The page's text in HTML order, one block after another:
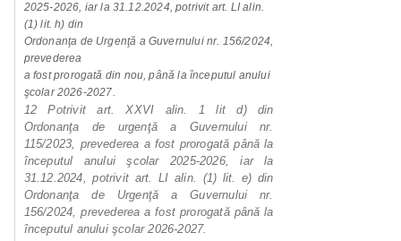
2025-2026, iar la 31.12.2024, potrivit art. LI alin.
(1) lit. h) din
Ordonanţa de Urgenţă a Guvernului nr. 156/2024,
prevederea
a fost prorogată din nou, până la începutul anului
şcolar 2026-2027.
12
Potrivit art. XXVI alin. 1 lit d) din
Ordonanţa de urgenţă a Guvernului nr.
115/2023, prevederea a fost prorogată până la
începutul anului şcolar 2025-2026, iar la
31.12.2024, potrivit art. LI alin. (1) lit. e) din
Ordonanţa de Urgenţă a Guvernului nr.
156/2024, prevederea a fost prorogată până la
începutul anului şcolar 2026-2027.